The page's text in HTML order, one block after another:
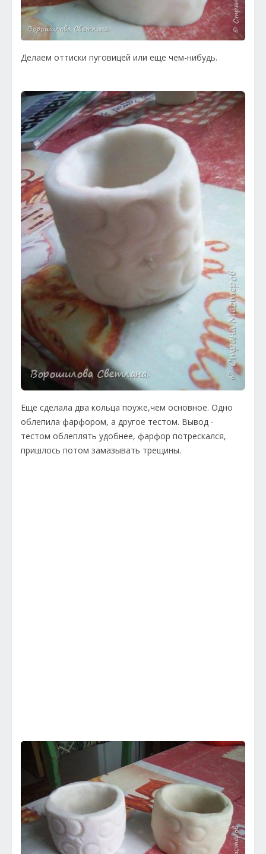
Делаем оттиски пуговицей или еще чем-нибудь.
Еще сделала два кольца поуже,чем основное. Одно
облепила фарфором, а другое тестом. Вывод -
тестом облеплять удобнее, фарфор потрескался,
пришлось потом замазывать трещины.